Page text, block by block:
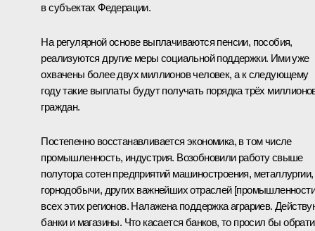
в субъектах Федерации.
На регулярной основе выплачиваются пенсии, пособия,
реализуются другие меры социальной поддержки. Ими уже
охвачены более двух миллионов человек, а к следующему
году такие выплаты будут получать порядка трёх
граждан.
Постепенно восстанавливается экономика, в том числе
промышленность, индустрия. Возобновили работу свыше
полутора сотен предприятий машиностроения, металлургии,
горнодобычи, других важнейших отраслей
всех этих регионов. Налажена поддержка аграриев.
банки и магазины. Что касается банков, то просил бы